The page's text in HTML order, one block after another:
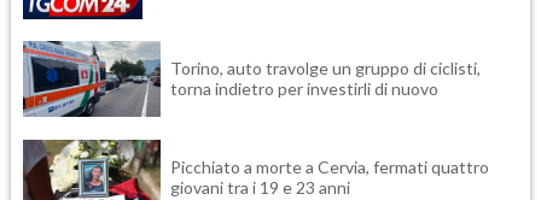
Torino, auto travolge un gruppo di ciclisti,
torna indietro per investirli di nuovo
Picchiato a morte a Cervia, fermati quattro
giovani tra i 19 e 23 anni